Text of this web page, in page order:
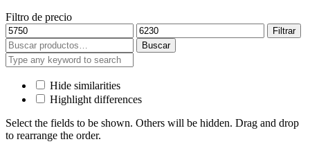
Filtro de precio
Precio
mínimo
Precio
máximo
Filtrar
Buscar
por:
Buscar
Hide similarities
Highlight differences
Select the fields to be shown. Others will be hidden. Drag and drop
to rearrange the order.